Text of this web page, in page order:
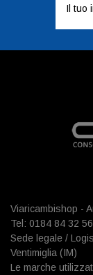
mail
Viaricambishop -
Tel: 0184 84 32
Sede legale /
Ventimiglia (IM)
Le marche